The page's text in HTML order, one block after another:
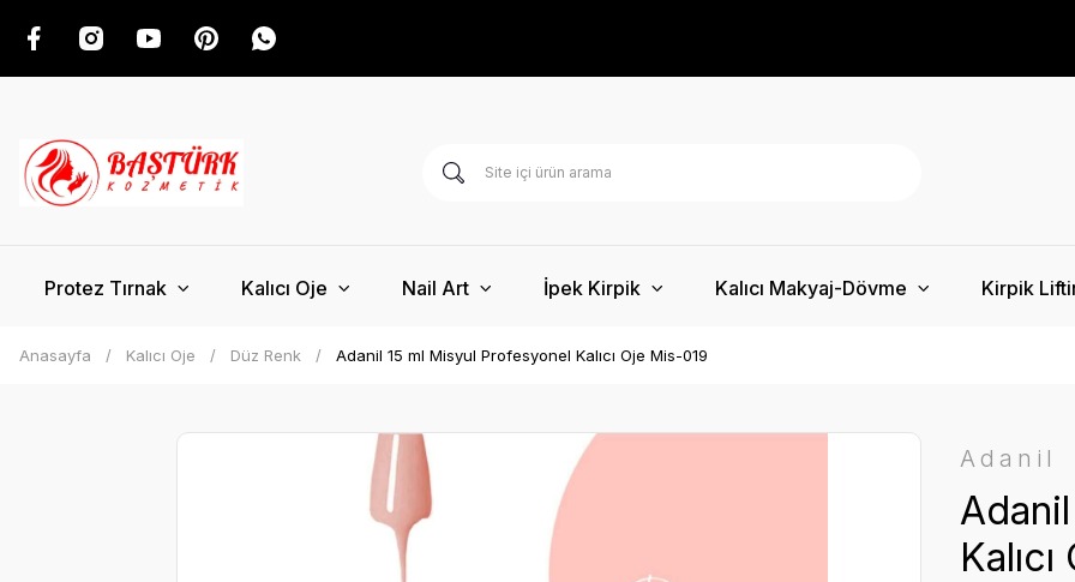
Protez Tırnak Kalıcı Oje Nail Art İpek Kirpik Kalıcı Makyaj-Dövme Kirpik
Anasayfa Kalıcı Oje Düz Renk Adanil 15 ml Misyul Profesyonel Kalıcı Oje Mis-019
Adanil